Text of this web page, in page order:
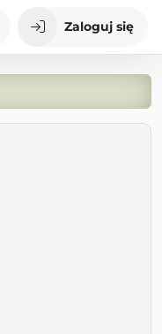
Zaloguj się